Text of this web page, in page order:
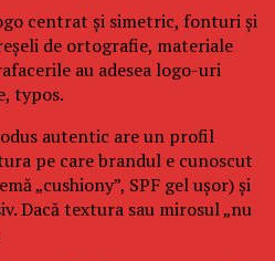
centrat și simetric, fonturi și
de ortografie, materiale
au adesea logo-uri
typos.
autentic are un profil
pe care brandul e cunoscut
„cushiony”, SPF gel ușor) și
Dacă textura sau mirosul „nu